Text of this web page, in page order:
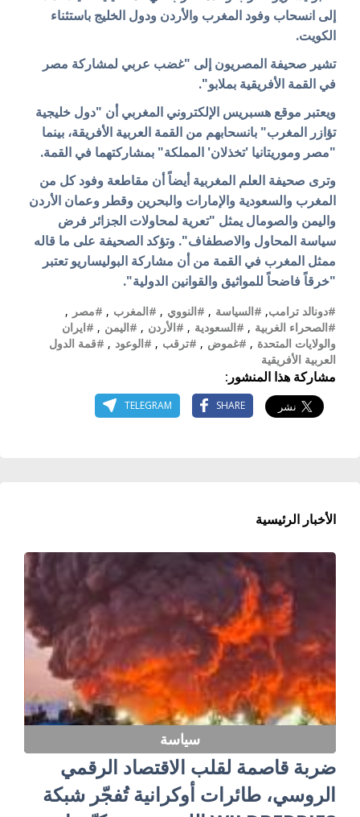
إلى انسحاب وفود المغرب والأردن ودول الخليج باستثناء
الكويت.
تشير صحيفة المصريون إلى "غضب عربي لمشاركة مصر
في القمة الأفريقية بملابو".
ويعتبر موقع هسبريس الإلكتروني المغربي أن "دول خليجية
تؤازر المغرب" بانسحابهم من القمة العربية الأفريقة، بينما
"مصر وموريتانيا 'تخذلان' المملكة" بمشاركتهما في القمة.
وترى صحيفة العلم المغربية أيضاً أن مقاطعة وفود كل من
المغرب والسعودية والإمارات والبحرين وقطر وعمان الأردن
واليمن والصومال يمثل "تعرية لمحاولات الجزائر فرض
سياسة المحاول والاصطفاف". وتؤكد الصحيفة على ما قاله
ممثل المغرب في القمة من أن مشاركة البوليساريو تعتبر
"خرقاً فاضحاً للمواثيق والقوانين الدولية".
#دونالد ترامب, #السياسة , #النووي , #المغرب , #مصر ,
#الصحراء الغربية , #السعودية , #الأردن , #اليمن , #ايران
والولايات المتحدة , #غموض , #ترقب , #الوعود , #قمة الدول
العربية الأفريقية
مشاركة هذا المنشور:
SHARE
TELEGRAM
الأخبار الرئيسية
سياسة
ضربة قاصمة لقلب الاقتصاد الرقمي
الروسي، طائرات أوكرانية تُفجّر شبكة